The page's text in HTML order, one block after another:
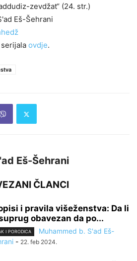
zevdžat“ (24. str.)
Eš-Šehrani
ovdje.
Eš-Šehrani
ČLANCI
i pravila višeženstva: Da li
obavezan da po...
I PORODICA
Muhammed b. S'ad Eš-
- 22. feb 2024.